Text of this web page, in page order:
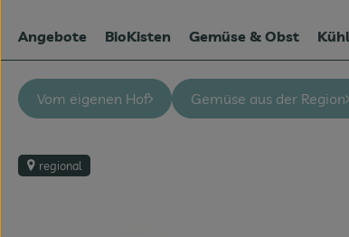
Angebote BioKisten Gemüse & Obst
Vom eigenen Hof Gemüse aus der Region
regional